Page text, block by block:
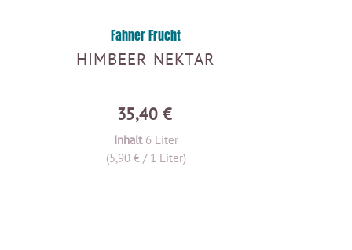
Fahner Frucht
HIMBEER NEKTAR
35,40 €
Inhalt 6 Liter
(5,90 € / 1 Liter)